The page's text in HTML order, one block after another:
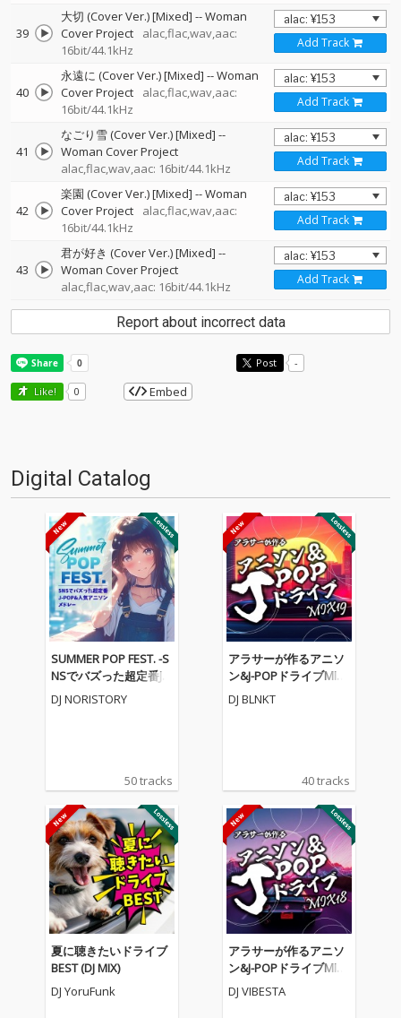
39
大切 (Cover Ver.) [Mixed] --Woman
Cover Project
alac,flac,wav,aac:
16bit/44.1kHz
Add Track
40
永遠に (Cover Ver.) [Mixed] --Woman
Cover Project
alac,flac,wav,aac:
16bit/44.1kHz
Add Track
41
なごり雪 (Cover Ver.) [Mixed] --
Woman Cover Project
alac,flac,wav,aac: 16bit/44.1kHz
Add Track
42
楽園 (Cover Ver.) [Mixed] --Woman
Cover Project
alac,flac,wav,aac:
16bit/44.1kHz
Add Track
43
君が好き (Cover Ver.) [Mixed] --
Woman Cover Project
alac,flac,wav,aac: 16bit/44.1kHz
Add Track
Report about incorrect data
Post -
Like! 0 Embed
Digital Catalog
SUMMER POP FEST. -S
NSでバズった超定番J-P
OP&人気アニソンメド
レー- (DJ MIX)
DJ NORISTORY
50 tracks
アラサーが作るアニソ
ン&J-POPドライブMIX1
9 (DJ MIX)
DJ BLNKT
40 tracks
夏に聴きたいドライブ
BEST (DJ MIX)
DJ YoruFunk
アラサーが作るアニソ
ン&J-POPドライブMIX1
8 (DJ MIX)
DJ VIBESTA